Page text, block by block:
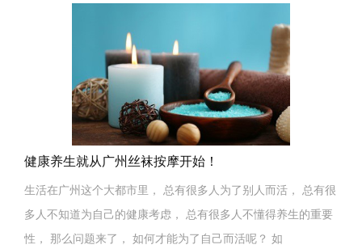
健康养生就从广州丝袜按摩开始！
生活在广州这个大都市里， 总有很多人为了别人而活， 总有很
多人不知道为自己的健康考虑， 总有很多人不懂得养生的重要
性， 那么问题来了， 如何才能为了自己而活呢？ 如